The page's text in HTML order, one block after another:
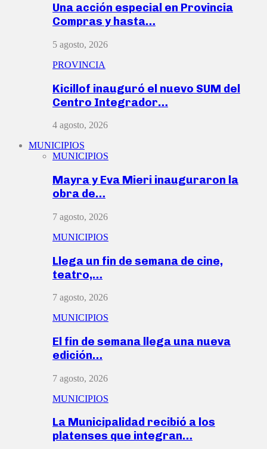
Una acción especial en Provincia
Compras y hasta…
5 agosto, 2026
PROVINCIA
Kicillof inauguró el nuevo SUM del
Centro Integrador…
4 agosto, 2026
MUNICIPIOS
MUNICIPIOS
Mayra y Eva Mieri inauguraron la
obra de…
7 agosto, 2026
MUNICIPIOS
Llega un fin de semana de cine,
teatro,…
7 agosto, 2026
MUNICIPIOS
El fin de semana llega una nueva
edición…
7 agosto, 2026
MUNICIPIOS
La Municipalidad recibió a los
platenses que integran…